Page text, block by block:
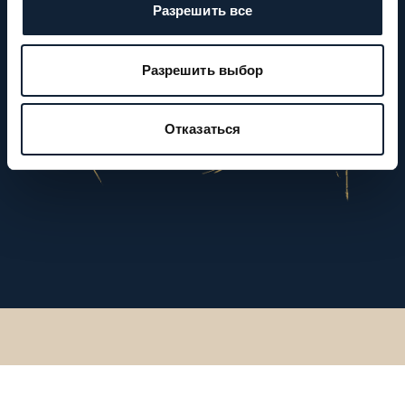
Разрешить все
Разрешить выбор
Отказаться